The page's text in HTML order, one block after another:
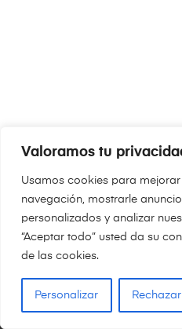
Valoramos tu
Usamos cookies para
navegación, mostrarle
personalizados y analizar
“Aceptar todo” usted da su
de las cookies.
Personalizar